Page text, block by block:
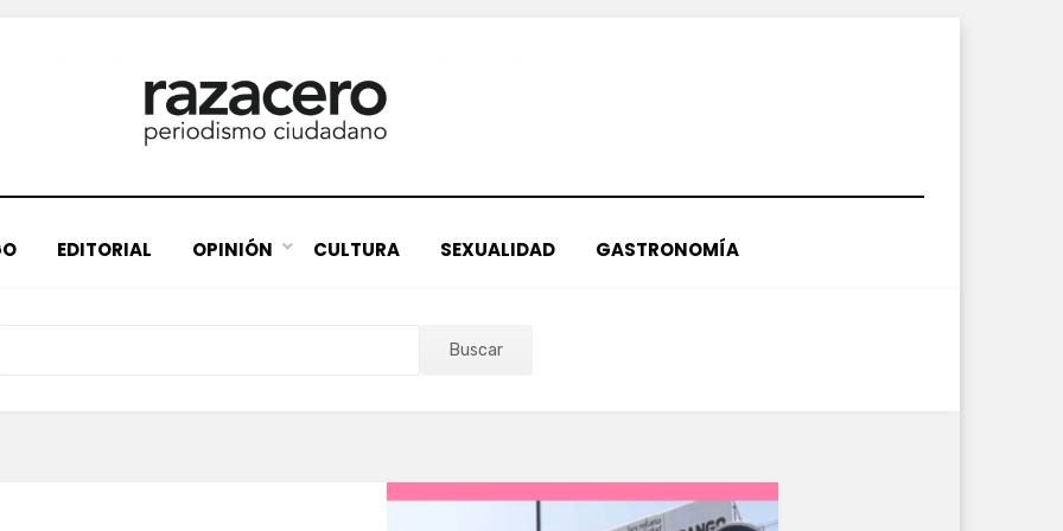
EDITORIAL OPINIÓN CULTURA SEXUALIDAD GASTRONOMÍA
Buscar